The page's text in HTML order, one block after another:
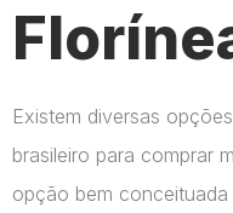
Existem diversas
brasileiro para comprar
opção bem conceituada